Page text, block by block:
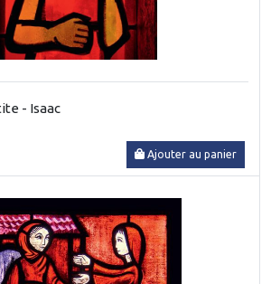
- Isaac
Ajouter au panier